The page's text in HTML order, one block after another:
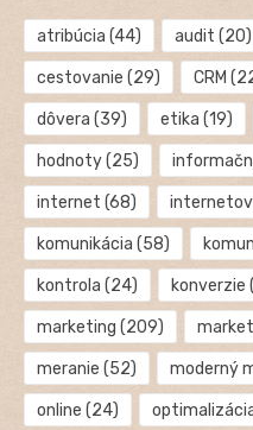
atribúcia (44) audit (20)
cestovanie (29) CRM
dôvera (39) etika (19)
hodnoty(25)
internet (68)
komunikácia (58)
kontrola (24) konverzie
marketing (209)
meranie (52) moderný
online (24)